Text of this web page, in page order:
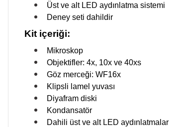
Üst ve alt LED aydınlatma sistemi
Deney seti dahildir
Kit içeriği:
Mikroskop
Objektifler: 4x, 10x ve 40xs
Göz merceği: WF16x
Klipsli lamel yuvası
Diyafram diski
Kondansatör
Dahili üst ve alt LED aydınlatmalar